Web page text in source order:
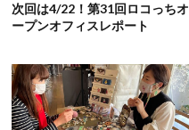
次回は4/22！第31回ロコっちオ
ープンオフィスレポート